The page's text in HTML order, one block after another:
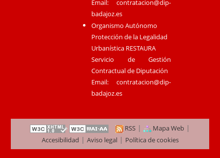
Email:contratacion@dip-
badajoz.es
Organismo Autónomo
Protección de la Legalidad
Urbanística RESTAURA
Servicio de Gestión
Contractual de Diputación
Email:contratacion@dip-
badajoz.es
RSS | Mapa Web |
Accesibilidad | Aviso legal| Política de cookies